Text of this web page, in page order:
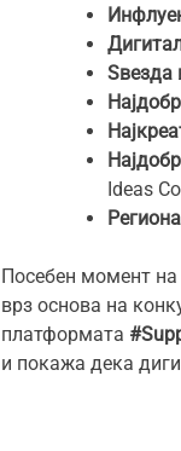
Ѕвезда
Ideas
Посебен момент
врз основа на
платформата
и покажа дека